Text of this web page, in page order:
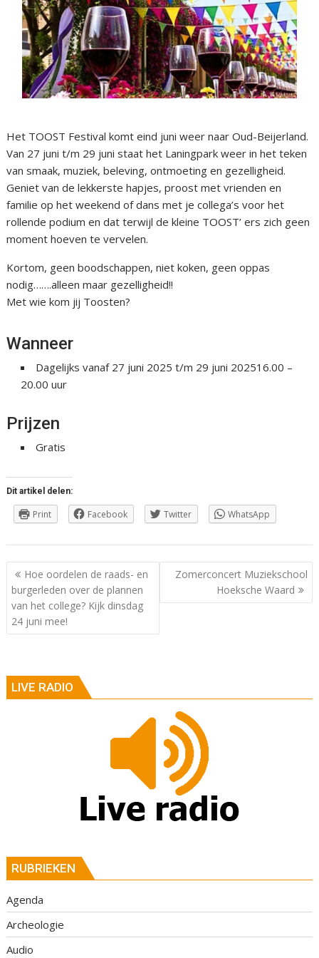
Het TOOST Festival komt eind juni weer naar Oud-Beijerland.
Van 27 juni t/m 29 juni staat het Laningpark weer in het teken
van smaak, muziek, beleving, ontmoeting en gezelligheid.
Geniet van de lekkerste hapjes, proost met vrienden en
familie op het weekend of dans met je collega’s voor het
rollende podium en dat terwijl de kleine TOOST’ ers zich geen
moment hoeven te vervelen.
Kortom, geen boodschappen, niet koken, geen oppas
nodig…….alleen maar gezelligheid!!
Met wie kom jij Toosten?
Wanneer
Dagelijks vanaf 27 juni 2025 t/m 29 juni 202516.00 –
20.00 uur
Prijzen
Gratis
Dit artikel delen:
Print Facebook Twitter WhatsApp
Berichtnavigatie
Hoe oordelen de raads- en
burgerleden over de plannen
van het college? Kijk dinsdag
24 juni mee!
Zomerconcert Muziekschool
Hoeksche Waard
LIVE RADIO
RUBRIEKEN
Agenda
Archeologie
Audio